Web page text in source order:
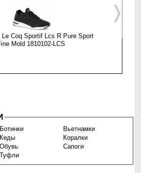
Le Coq Sportif Lcs R Pure Sport
Mold 1810102-LCS
❭
Ботинки
Вьетнамки
Кеды
Коралки
Обувь
Сапоги
Туфли